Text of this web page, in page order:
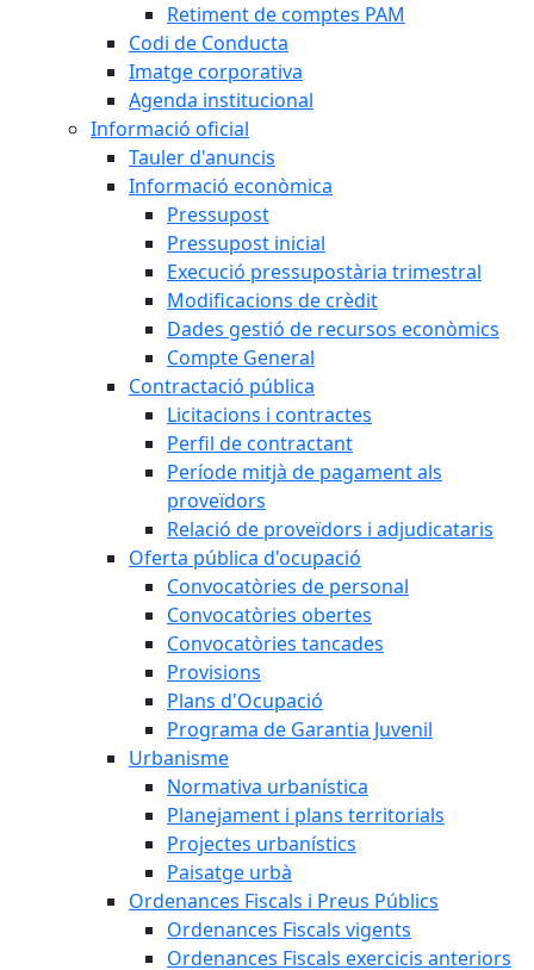
Retiment de comptes PAM
Codi de Conducta
Imatge corporativa
Agenda institucional
Informació oficial
Tauler d'anuncis
Informació econòmica
Pressupost
Pressupost inicial
Execució pressupostària trimestral
Modificacions de crèdit
Dades gestió de recursos econòmics
Compte General
Contractació pública
Licitacions i contractes
Perfil de contractant
Període mitjà de pagament als
proveïdors
Relació de proveïdors i adjudicataris
Oferta pública d'ocupació
Convocatòries de personal
Convocatòries obertes
Convocatòries tancades
Provisions
Plans d'Ocupació
Programa de Garantia Juvenil
Urbanisme
Normativa urbanística
Planejament i plans territorials
Projectes urbanístics
Paisatge urbà
Ordenances Fiscals i Preus Públics
Ordenances Fiscals vigents
Ordenances Fiscals exercicis anteriors